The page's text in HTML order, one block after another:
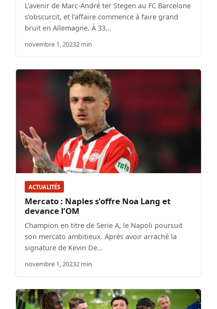
L’avenir de Marc-André ter Stegen au FC Barcelone
s’obscurcit, et l’affaire commence à faire grand
bruit en Allemagne. À 33…
novembre 1, 20232 min
ACTUALITÉS
Mercato : Naples s’offre Noa Lang et
devance l’OM
Champion en titre de Serie A, le Napoli poursuit
son mercato ambitieux. Après avoir arraché la
signature de Kevin De…
novembre 1, 20232 min